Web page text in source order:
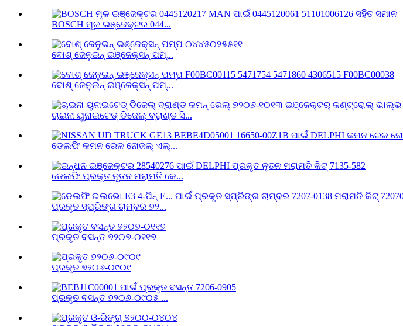
BOSCH ମୂଳ ଇଞ୍ଜେକ୍ଟର 044...
ବୋଶ୍ ଜେନୁଇନ୍ ଇଞ୍ଜେକ୍ସନ୍ ପମ୍...
ବୋଶ୍ ଜେନୁଇନ୍ ଇଞ୍ଜେକ୍ସନ୍ ପମ୍...
ଚାଇନା ୟୁନାଇଟେଡ୍ ଡିଜେଲ୍ ବ୍ରାଣ୍ଡ ସି...
ଡେଲଫି କମନ ରେଳ ନୋଜଲ୍ ଏଲ୍...
ଡେଲଫି ପ୍ରକୃତ ନୂତନ ମରାମତି କେ...
ପ୍ରକୃତ ସ୍ପ୍ରିଙ୍ଗ ଚାମ୍ବର ୭୨...
ପ୍ରକୃତ ବସନ୍ତ ୭୨୦୭-୦୧୧୭
ପ୍ରକୃତ ୭୨୦୬-୦୯୦୯
ପ୍ରକୃତ ବସନ୍ତ ୭୨୦୬-୦୯୦୫ ...